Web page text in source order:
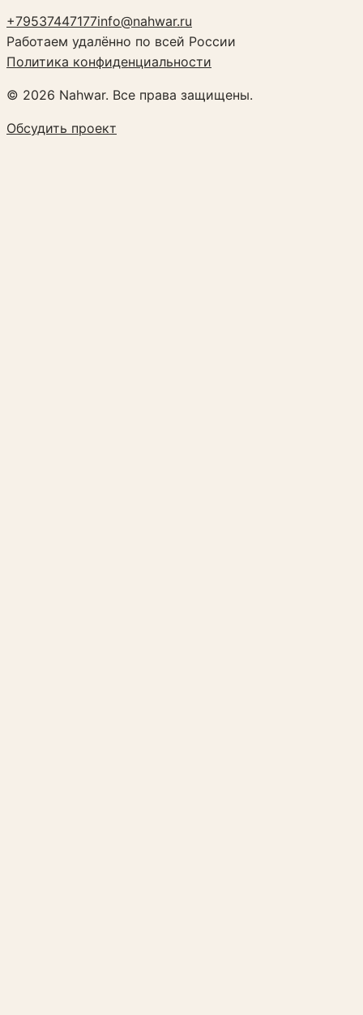
+79537447177info@nahwar.ru
Работаем удалённо по всей России
Политика конфиденциальности
© 2026 Nahwar. Все права защищены.
Обсудить проект